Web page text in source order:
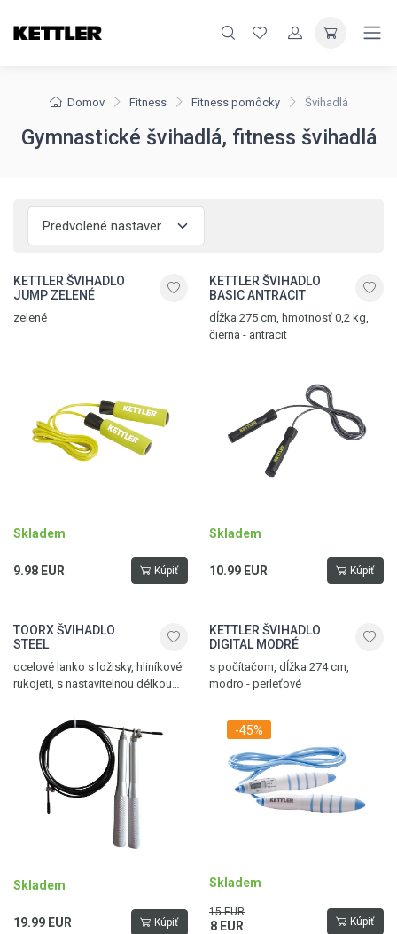
Domov Fitness Fitness pomôcky Švihadlá
Gymnastické švihadlá, fitness švihadlá
KETTLER ŠVIHADLO
JUMP ZELENÉ
zelené
Skladem
9.98 EUR Kúpiť
KETTLER ŠVIHADLO
BASIC ANTRACIT
dĺžka 275 cm, hmotnosť 0,2 kg,
čierna - antracit
Skladem
10.99 EUR Kúpiť
TOORX ŠVIHADLO
STEEL
ocelové lanko s ložisky, hliníkové
rukojeti, s nastavitelnou délkou
Skladem
19.99 EUR Kúpiť
KETTLER ŠVIHADLO
DIGITAL MODRÉ
s počítačom, dĺžka 274 cm,
modro - perleťové
-45%
Skladem
15 EUR
8 EUR Kúpiť